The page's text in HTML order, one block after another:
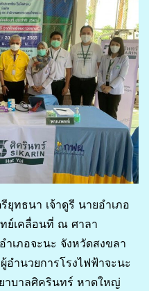
ทธนา​ เจ้าดูรี​ นายอำเภอ
ทย์เคลื่อนที่​ ณ​ ศาลา
เภอจะนะ​ จังหวัดสงขลา​
ำนวยการโรงไฟฟ้าจะนะ​
าบาลศิครินทร์​ หาดใหญ่​